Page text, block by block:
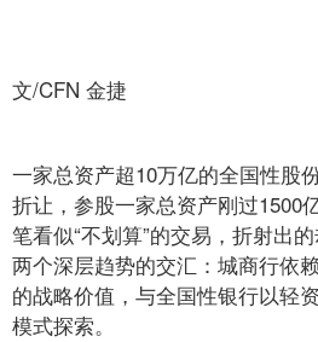
文/CFN 金捷
一家总资产超10万亿的全国性股
折让，参股一家总资产刚过
笔看似“不划算”的交易，折射出
两个深层趋势的交汇：城商行依
的战略价值，与全国性银行以轻
模式探索。